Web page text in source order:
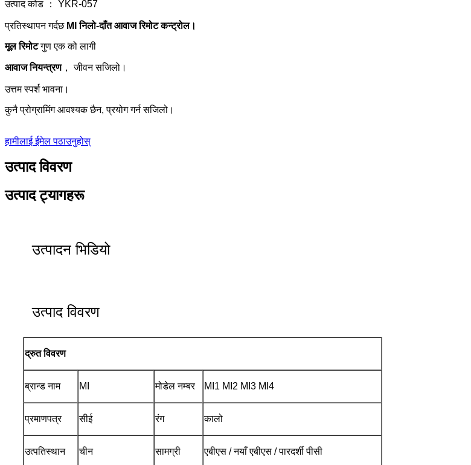
उत्पाद कोड ： YKR-057
प्रतिस्थापन गर्दछ MI निलो-दाँत आवाज रिमोट कन्ट्रोल।
मूल रिमोटगुण एक को लागी
आवाज नियन्त्रण， जीवन सजिलो।
उत्तम स्पर्श भावना।
कुनै प्रोग्रामिंग आवश्यक छैन, प्रयोग गर्न सजिलो।
हामीलाई ईमेल पठाउनुहोस्
उत्पाद विवरण
उत्पाद ट्यागहरू
उत्पादन भिडियो
उत्पाद विवरण
द्रुत विवरण
ब्रान्ड नाम MI मोडेल नम्बर MI1 MI2 MI3 MI4
प्रमाणपत्र सीई रंग कालो
उत्पतिस्थान चीन सामग्री एबीएस / नयाँ एबीएस / पारदर्शी पीसी